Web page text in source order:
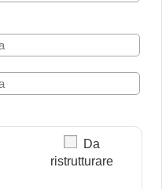
Da
ristrutturare